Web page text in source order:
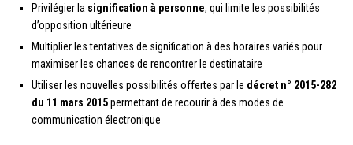
Privilégier la signification à personne, qui limite les possibilités
d’opposition ultérieure
Multiplier les tentatives de signification à des horaires variés pour
maximiser les chances de rencontrer le destinataire
Utiliser les nouvelles possibilités offertes par le décret n° 2015-282
du 11 mars 2015permettant de recourir à des modes de
communication électronique